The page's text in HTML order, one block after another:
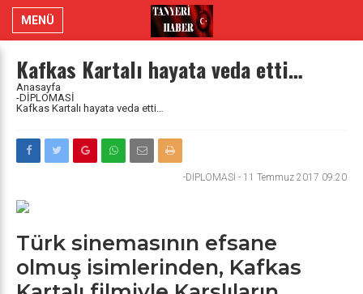
MENÜ
Kafkas Kartalı hayata veda etti…
Anasayfa
-DİPLOMASİ
Kafkas Kartalı hayata veda etti…
-DİPLOMASİ - 11 Temmuz 2017 09:20
Türk sinemasının efsane
olmuş isimlerinden, Kafkas